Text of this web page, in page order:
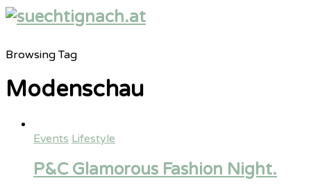
Browsing Tag
Modenschau
Events Lifestyle
P&C Glamorous Fashion Night.